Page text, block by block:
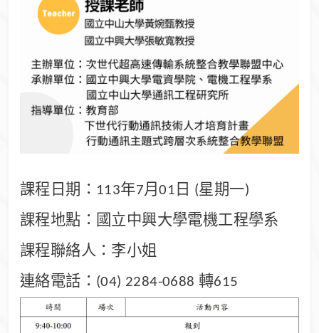
課程日期： 113年7月01 日 (星期一)
課程地點：國立中興大學電機工程學系
課程聯絡人：李小姐
連絡電話： (04) 2284-0688 轉615